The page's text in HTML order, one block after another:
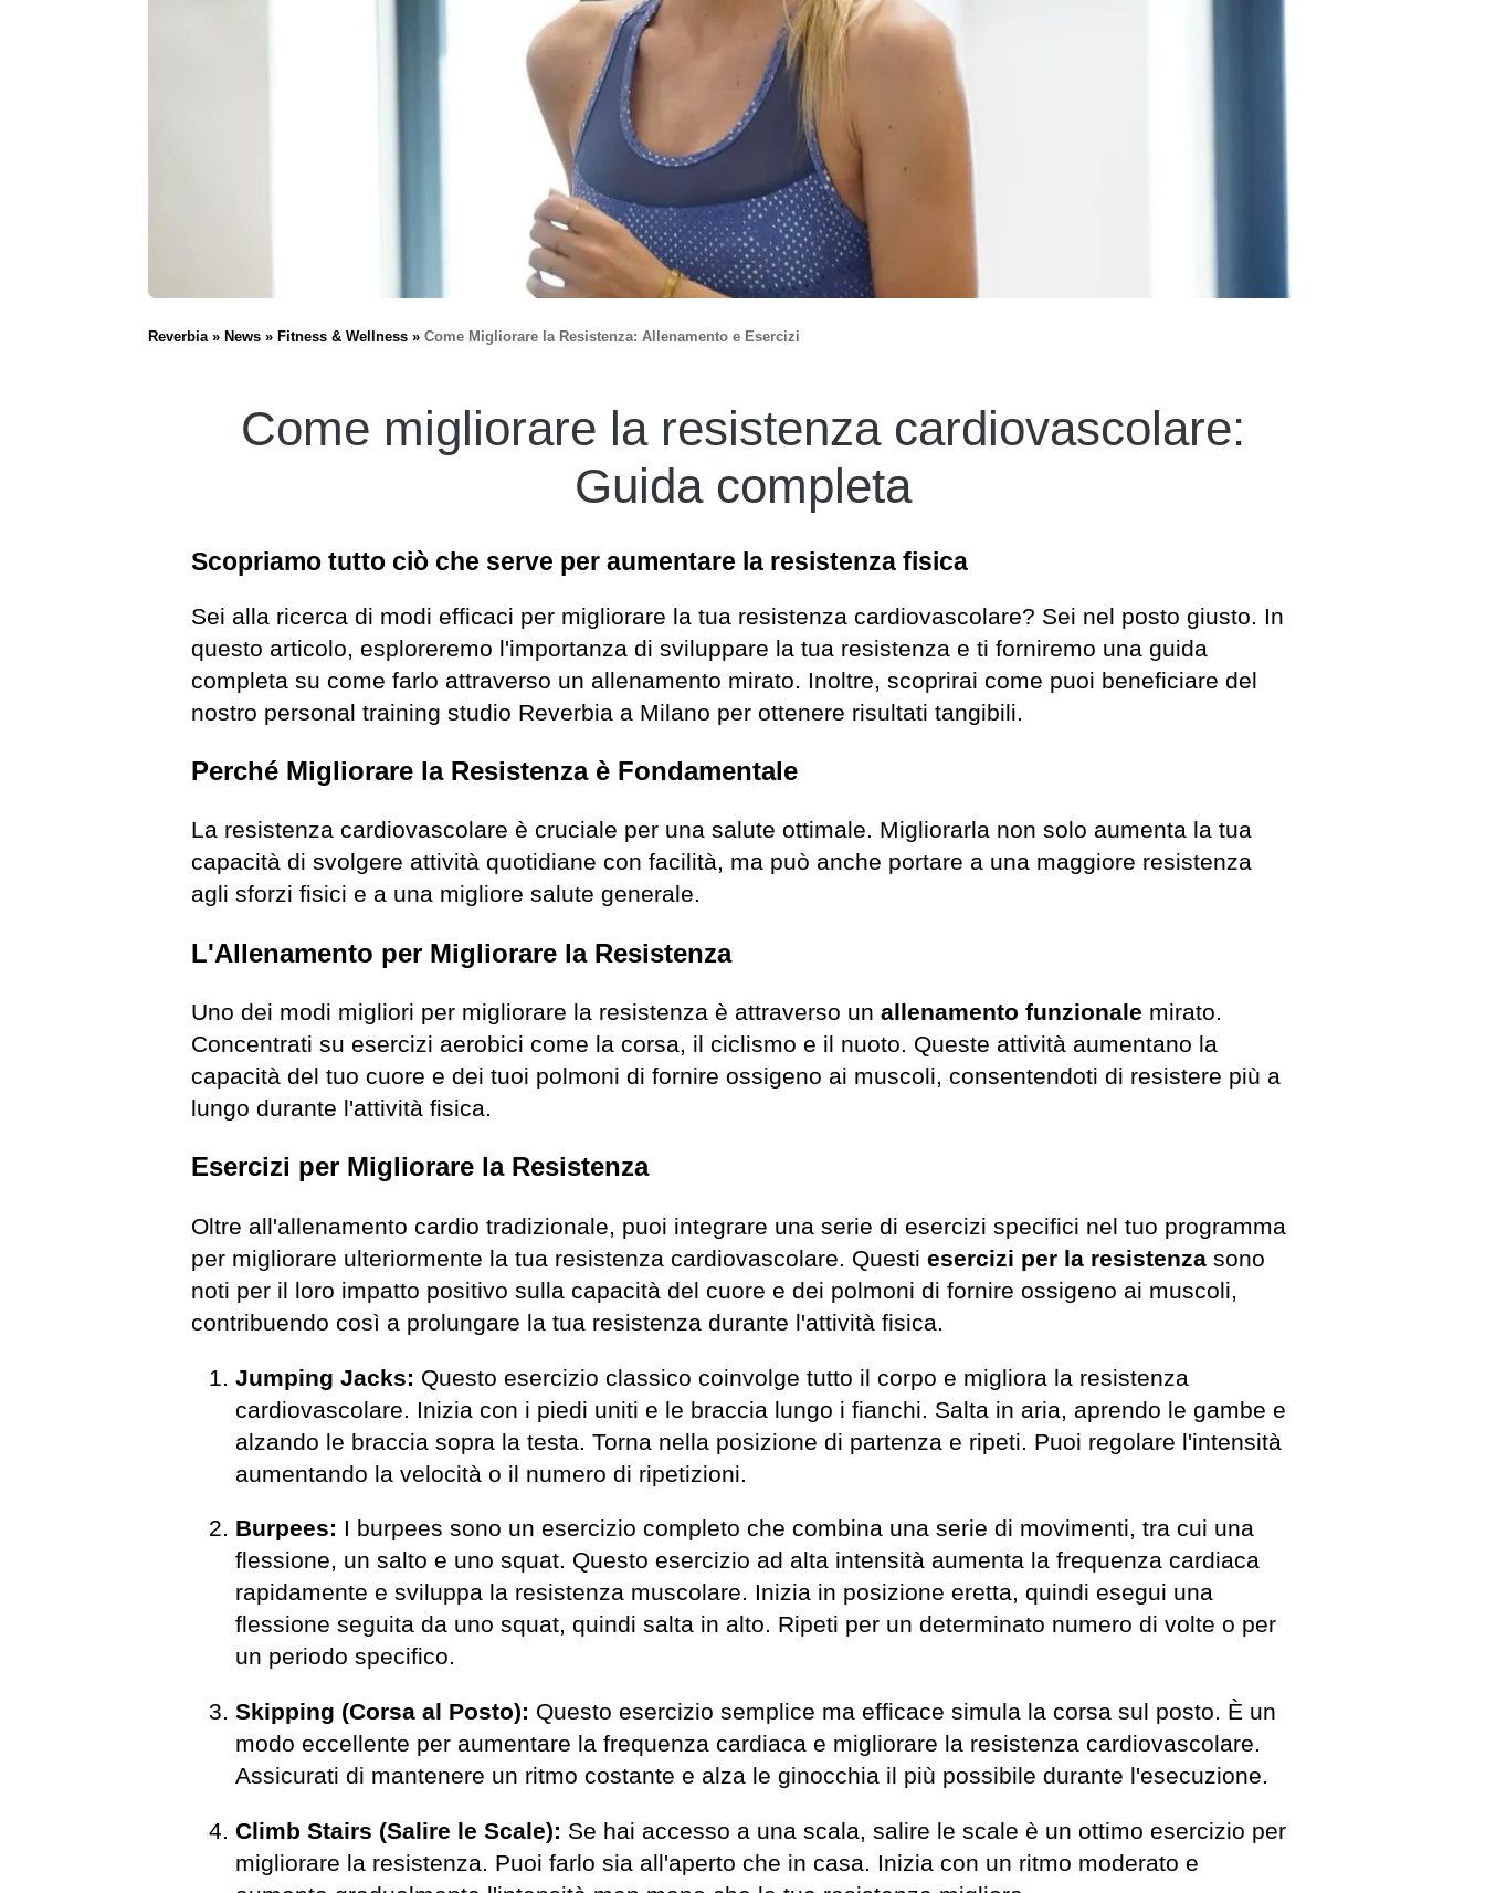
Reverbia News Fitness & Wellness Come Migliorare la Resistenza: Allenamento e Esercizi
Come migliorare la resistenza cardiovascolare:
Guida completa
Scopriamo tutto ciò che serve per aumentare la resistenza fisica
Sei alla ricerca di modi efficaci per migliorare la tua resistenza cardiovascolare? Sei nel posto giusto. In
questo articolo, esploreremo l'importanza di sviluppare la tua resistenza e ti forniremo una guida
completa su come farlo attraverso un allenamento mirato. Inoltre, scoprirai come puoi beneficiare del
nostro personal training studio Reverbia a Milano per ottenere risultati tangibili.
Perché Migliorare la Resistenza è Fondamentale
La resistenza cardiovascolare è cruciale per una salute ottimale. Migliorarla non solo aumenta la tua
capacità di svolgere attività quotidiane con facilità, ma può anche portare a una maggiore resistenza
agli sforzi fisici e a una migliore salute generale.
L'Allenamento per Migliorare la Resistenza
Uno dei modi migliori per migliorare la resistenza è attraverso un allenamento funzionale mirato.
Concentrati su esercizi aerobici come la corsa, il ciclismo e il nuoto. Queste attività aumentano la
capacità del tuo cuore e dei tuoi polmoni di fornire ossigeno ai muscoli, consentendoti di resistere più a
lungo durante l'attività fisica.
Esercizi per Migliorare la Resistenza
Oltre all'allenamento cardio tradizionale, puoi integrare una serie di esercizi specifici nel tuo programma
per migliorare ulteriormente la tua resistenza cardiovascolare. Questi esercizi per la resistenza sono
noti per il loro impatto positivo sulla capacità del cuore e dei polmoni di fornire ossigeno ai muscoli,
contribuendo così a prolungare la tua resistenza durante l'attività fisica.
Jumping Jacks: Questo esercizio classico coinvolge tutto il corpo e migliora la resistenza
cardiovascolare. Inizia con i piedi uniti e le braccia lungo i fianchi. Salta in aria, aprendo le gambe e
alzando le braccia sopra la testa. Torna nella posizione di partenza e ripeti. Puoi regolare l'intensità
aumentando la velocità o il numero di ripetizioni.
Burpees: I burpees sono un esercizio completo che combina una serie di movimenti, tra cui una
flessione, un salto e uno squat. Questo esercizio ad alta intensità aumenta la frequenza cardiaca
rapidamente e sviluppa la resistenza muscolare. Inizia in posizione eretta, quindi esegui una
flessione seguita da uno squat, quindi salta in alto. Ripeti per un determinato numero di volte o per
un periodo specifico.
Skipping (Corsa al Posto): Questo esercizio semplice ma efficace simula la corsa sul posto. È un
modo eccellente per aumentare la frequenza cardiaca e migliorare la resistenza cardiovascolare.
Assicurati di mantenere un ritmo costante e alza le ginocchia il più possibile durante l'esecuzione.
Climb Stairs (Salire le Scale): Se hai accesso a una scala, salire le scale è un ottimo esercizio per
migliorare la resistenza. Puoi farlo sia all'aperto che in casa. Inizia con un ritmo moderato e